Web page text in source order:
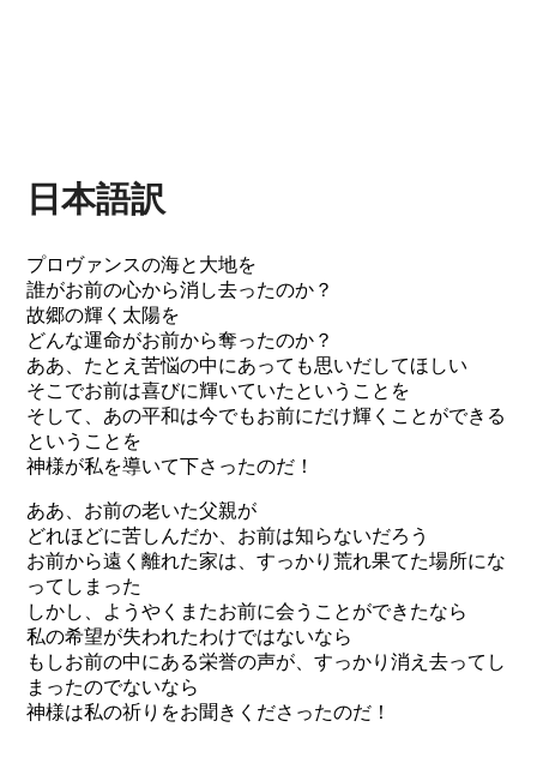
日本語訳
プロヴァンスの海と大地を
誰がお前の心から消し去ったのか？
故郷の輝く太陽を
どんな運命がお前から奪ったのか？
ああ、たとえ苦悩の中にあっても思いだしてほしい
そこでお前は喜びに輝いていたということを
そして、あの平和は今でもお前にだけ輝くことができる
ということを
神様が私を導いて下さったのだ！
ああ、お前の老いた父親が
どれほどに苦しんだか、お前は知らないだろう
お前から遠く離れた家は、すっかり荒れ果てた場所にな
ってしまった
しかし、ようやくまたお前に会うことができたなら
私の希望が失われたわけではないなら
もしお前の中にある栄誉の声が、すっかり消え去ってし
まったのでないなら
神様は私の祈りをお聞きくださったのだ！